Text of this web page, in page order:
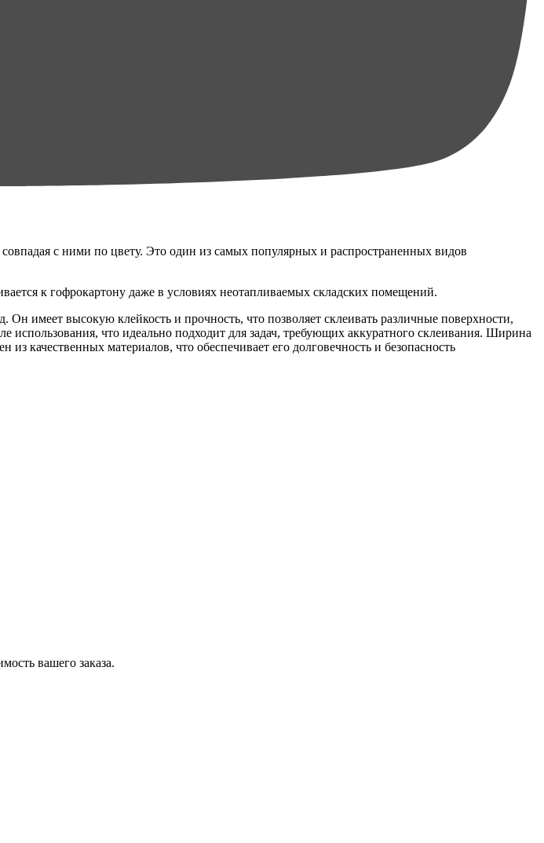
с ними по цвету. Это один из самых популярных и распространенных видов
к гофрокартону даже в условиях неотапливаемых складских помещений.
высокую клейкость и прочность, что позволяет склеивать различные поверхности,
использования, что идеально подходит для задач, требующих аккуратного склеивания. Ширина
качественных материалов, что обеспечивает его долговечность и безопасность
вашего заказа.